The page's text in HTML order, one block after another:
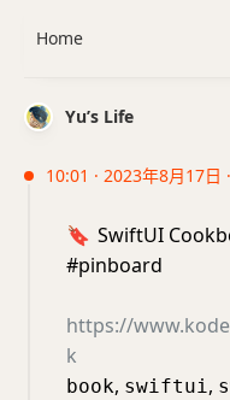
Yu’s Life
10:01 · 2023年8月17日
🔖 SwiftUI
#pinboard
https://
k
book, swiftui,
Home